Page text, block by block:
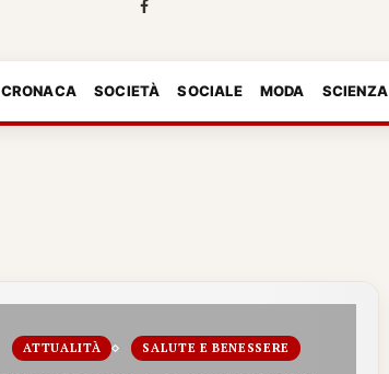
CRONACA SOCIETÀ SOCIALE MODA SCIENZA
ATTUALITÀ SALUTE E BENESSERE